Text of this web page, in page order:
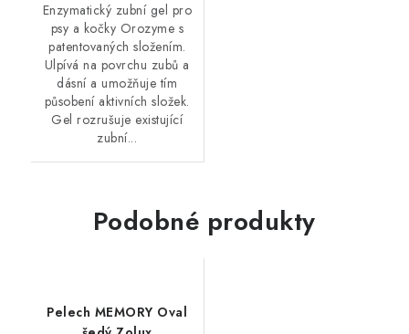
Enzymatický zubní gel pro
psy a kočky Orozyme s
patentovaných složením.
Ulpívá na povrchu zubů a
dásní a umožňuje tím
působení aktivních složek.
Gel rozrušuje existující
zubní...
Podobné produkty
Pelech MEMORY Oval